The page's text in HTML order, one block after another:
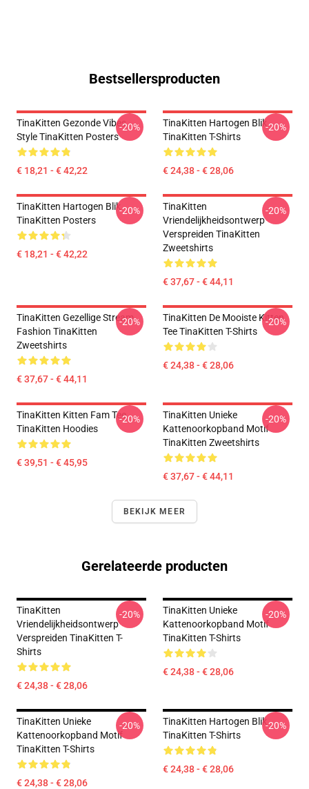
Bestsellersproducten
TinaKitten Gezonde Vibes
Style TinaKitten Posters
€ 18,21 - € 42,22
-20%
TinaKitten Hartogen Blik
TinaKitten T-Shirts
€ 24,38 - € 28,06
-20%
TinaKitten Hartogen Blik
TinaKitten Posters
€ 18,21 - € 42,22
-20%
TinaKitten
Vriendelijkheidsontwerp
Verspreiden TinaKitten
Zweetshirts
€ 37,67 - € 44,11
-20%
TinaKitten Gezellige Stream
Fashion TinaKitten
Zweetshirts
€ 37,67 - € 44,11
-20%
TinaKitten De Mooiste Kitten
Tee TinaKitten T-Shirts
€ 24,38 - € 28,06
-20%
TinaKitten Kitten Fam Tee
TinaKitten Hoodies
€ 39,51 - € 45,95
-20%
TinaKitten Unieke
Kattenoorkopband Motif
TinaKitten Zweetshirts
€ 37,67 - € 44,11
-20%
BEKIJK MEER
Gerelateerde producten
TinaKitten
Vriendelijkheidsontwerp
Verspreiden TinaKitten T-
Shirts
€ 24,38 - € 28,06
-20%
TinaKitten Unieke
Kattenoorkopband Motif
TinaKitten T-Shirts
€ 24,38 - € 28,06
-20%
TinaKitten Unieke
Kattenoorkopband Motif
TinaKitten T-Shirts
€ 24,38 - € 28,06
-20%
TinaKitten Hartogen Blik
TinaKitten T-Shirts
€ 24,38 - € 28,06
-20%